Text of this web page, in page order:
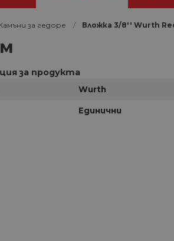
за гедоре Вложка 3/8'' Wurth
за продукта
Wurth
Единични